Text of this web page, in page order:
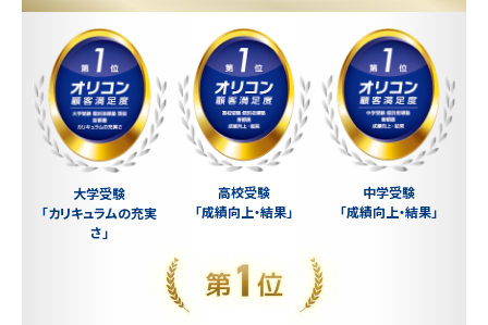
大学受験
「カリキュラムの充実
さ」
高校受験
「成績向上・結果」
中学受験
「成績向上・結果」